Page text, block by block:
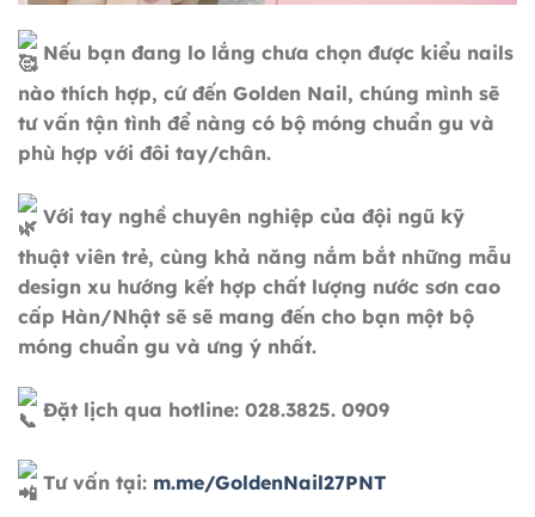
Nếu bạn đang lo lắng chưa chọn được kiểu nails
nào thích hợp, cứ đến Golden Nail, chúng mình sẽ
tư vấn tận tình để nàng có bộ móng chuẩn gu và
phù hợp với đôi tay/chân.
Với tay nghề chuyên nghiệp của đội ngũ kỹ
thuật viên trẻ, cùng khả năng nắm bắt những mẫu
design xu hướng kết hợp chất lượng nước sơn cao
cấp Hàn/Nhật sẽ sẽ mang đến cho bạn một bộ
móng chuẩn gu và ưng ý nhất.
Đặt lịch qua hotline: 028.3825. 0909
Tư vấn tại: m.me/GoldenNail27PNT